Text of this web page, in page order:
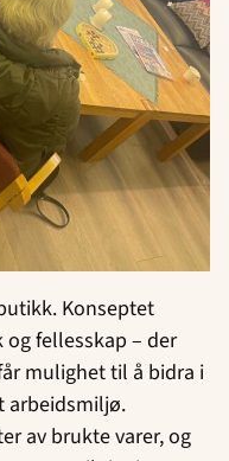
Konseptet
fellesskap – der
mulighet til å bidra i
arbeidsmiljø.
av brukte varer, og